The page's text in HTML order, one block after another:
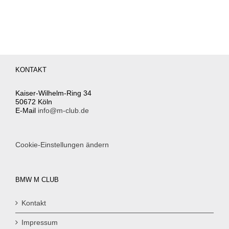
KONTAKT
Kaiser-Wilhelm-Ring 34
50672 Köln
E-Mail info@m-club.de
Cookie-Einstellungen ändern
BMW M CLUB
Kontakt
Impressum